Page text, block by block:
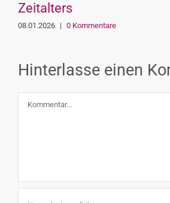
Zeitalters
08.01.2026 | 0 Kommentare
Hinterlasse einen
Kommentar